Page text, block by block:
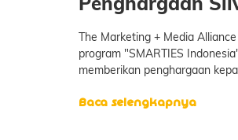
Penghargaan
The Marketing + Media
program "SMARTIES
memberikan penghargaan
berlangsung pada tingkat
Baca selengkapnya